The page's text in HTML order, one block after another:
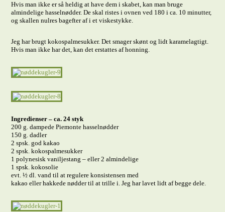
Hvis man ikke er så heldig at have dem i skabet, kan man bruge
almindelige hasselnødder. De skal ristes i ovnen ved 180 i ca. 10 minutter,
og skallen nulres bagefter af i et viskestykke.
Jeg har brugt kokospalmesukker. Det smager skønt og lidt karamelagtigt.
Hvis man ikke har det, kan det erstattes af honning.
Ingredienser – ca. 24 styk
200 g. dampede Piemonte hasselnødder
150 g. dadler
2 spsk. god kakao
2 spsk. kokospalmesukker
1 polynesisk vaniljestang – eller 2 almindelige
1 spsk. kokosolie
evt. ½ dl. vand til at regulere konsistensen med
kakao eller hakkede nødder til at trille i. Jeg har lavet lidt af begge dele.